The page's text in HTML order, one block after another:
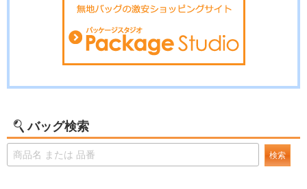
バッグ検索
検索